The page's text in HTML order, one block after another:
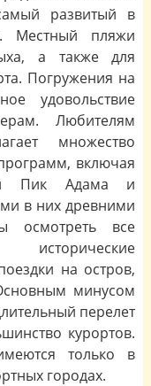
развитый в
Местный пляжи
а также для
Погружения на
удовольствие
Любителям
множество
включая
Пик Адама и
в них древними
осмотреть все
на остров,
минусом
перелет
курортов.
только в
городах.